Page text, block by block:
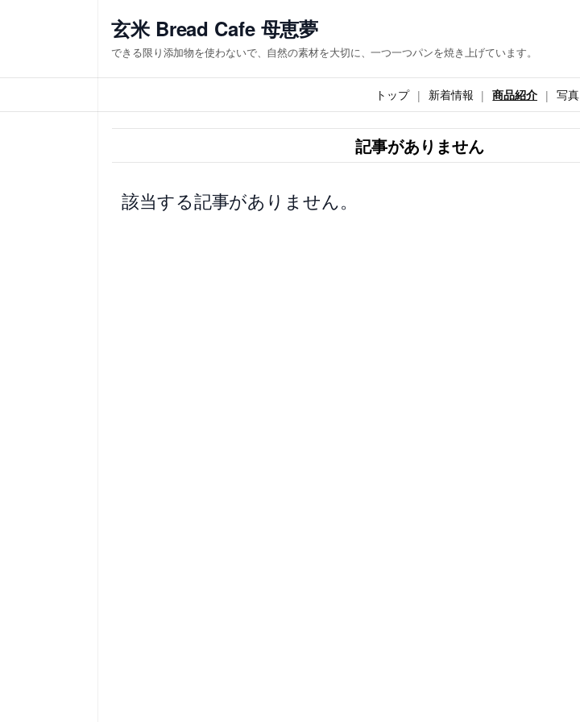
ス
キ
玄米 Bread Cafe 母恵夢
できる限り添加物を使わないで、自然の素材を大切に、一つ一つパンを焼き上げています。
トップ 新着情報 商品紹介 写真
記事がありません
該当する記事がありません。